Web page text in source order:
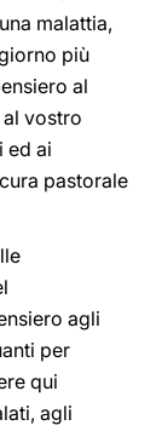
malattia,
più
al
vostro
ed ai
pastorale
agli
per
qui
agli